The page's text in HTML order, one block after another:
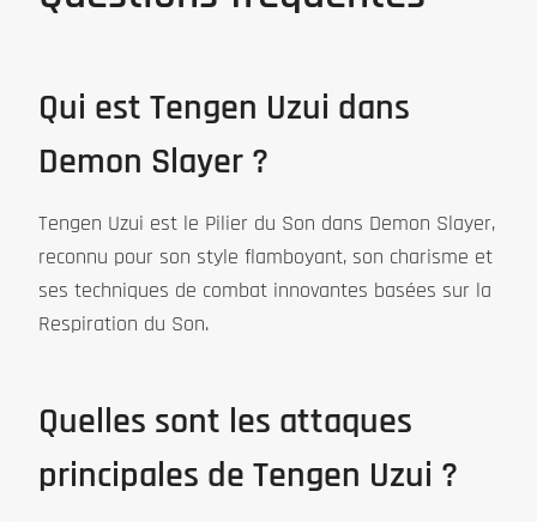
Qui est Tengen Uzui dans
Demon Slayer ?
Tengen Uzui est le Pilier du Son dans Demon Slayer,
reconnu pour son style flamboyant, son charisme et
ses techniques de combat innovantes basées sur la
Respiration du Son.
Quelles sont les attaques
principales de Tengen Uzui ?